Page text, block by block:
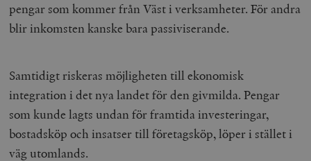
pengar som kommer från Väst i verksamheter. För andra
blir inkomsten kanske bara passiviserande.
Samtidigt riskeras möjligheten till ekonomisk
integration i det nya landet för den givmilda. Pengar
som kunde lagts undan för framtida investeringar,
bostadsköp och insatser till företagsköp, löper i stället i
väg utomlands.